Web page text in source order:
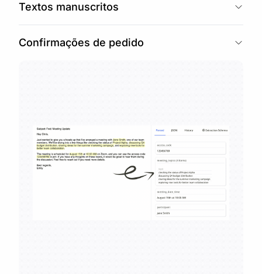
Textos manuscritos
Confirmações de pedido